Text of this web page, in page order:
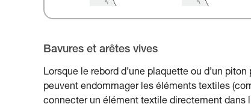
Bavures et arêtes vives
Lorsque le rebord d’une plaquette ou d’un
peuvent endommager les éléments textiles
connecter un élément textile directement dans